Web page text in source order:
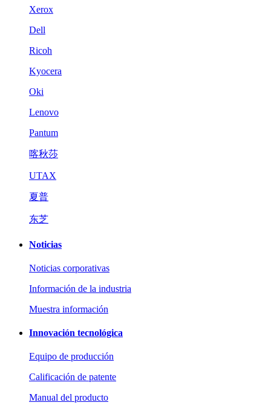
Xerox
Dell
Ricoh
Kyocera
Oki
Lenovo
Pantum
喀秋莎
UTAX
夏普
东芝
Noticias
Noticias corporativas
Información de la industria
Muestra información
Innovación tecnológica
Equipo de producción
Calificación de patente
Manual del producto